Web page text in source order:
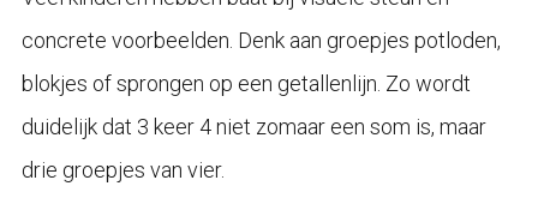
concrete voorbeelden. Denk aan groepjes potloden,
blokjes of sprongen op een getallenlijn. Zo wordt
duidelijk dat 3 keer 4 niet zomaar een som is, maar
drie groepjes van vier.